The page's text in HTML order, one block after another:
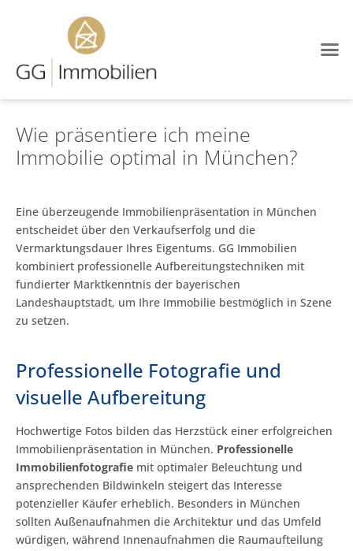
Wie präsentiere ich meine
Immobilie optimal in München?
Eine überzeugende Immobilienpräsentation in München
entscheidet über den Verkaufserfolg und die
Vermarktungsdauer Ihres Eigentums. GG Immobilien
kombiniert professionelle Aufbereitungstechniken mit
fundierter Marktkenntnis der bayerischen
Landeshauptstadt, um Ihre Immobilie bestmöglich in Szene
zu setzen.
Professionelle Fotografie und
visuelle Aufbereitung
Hochwertige Fotos bilden das Herzstück einer erfolgreichen
Immobilienpräsentation in München. Professionelle
Immobilienfotografie mit optimaler Beleuchtung und
ansprechenden Bildwinkeln steigert das Interesse
potenzieller Käufer erheblich. Besonders in München
sollten Außenaufnahmen die Architektur und das Umfeld
würdigen, während Innenaufnahmen die Raumaufteilung